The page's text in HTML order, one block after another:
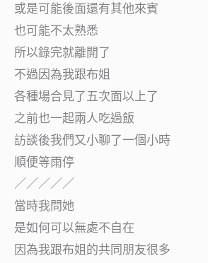
或是可能後面還有其他來賓
也可能不太熟悉
所以錄完就離開了
不過因為我跟布姐
各種場合見了五次面以上了
之前也一起兩人吃過飯
訪談後我們又小聊了一個小時
順便等雨停
／／／／／
當時我問她
是如何可以無處不自在
因為我跟布姐的共同朋友很多